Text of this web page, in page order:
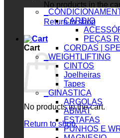
No products in the
Return to shop
Cart
No products in the cart.
Return to shop
CARDIO
PEÇAS
CORDAS |
_WEIGHTLIFTING
CINTOS
Joelheiras
Tapes
_GINASTICA
ARGOLAS
ABMAT
ESTAFAS
PUNHOS E